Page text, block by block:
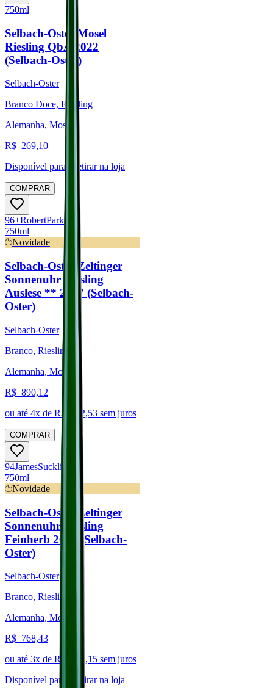
750ml
Selbach-Oster Mosel
Riesling QbA 2022
(Selbach-Oster)
Selbach-Oster
Branco Doce, Riesling
Alemanha, Mosel
R$ 269,10
Disponível para:
Retirar na loja
COMPRAR
96+RobertParker
750ml
Novidade
Selbach-Oster Zeltinger
Sonnenuhr Riesling
Auslese ** 2017 (Selbach-
Oster)
Selbach-Oster
Branco, Riesling
Alemanha, Mosel
R$ 890,12
ou até 4x de R$ 222,53 sem juros
COMPRAR
94JamesSuckling
750ml
Novidade
Selbach-Oster Zeltinger
Sonnenuhr Riesling
Feinherb 2021 (Selbach-
Oster)
Selbach-Oster
Branco, Riesling
Alemanha, Mosel
R$ 768,43
ou até 3x de R$ 256,15 sem juros
Disponível para:
Retirar na loja